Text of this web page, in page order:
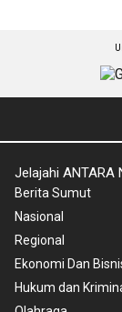
Jelajahi ANTARA
Berita Sumut
Nasional
Regional
Ekonomi Dan
Hukum dan